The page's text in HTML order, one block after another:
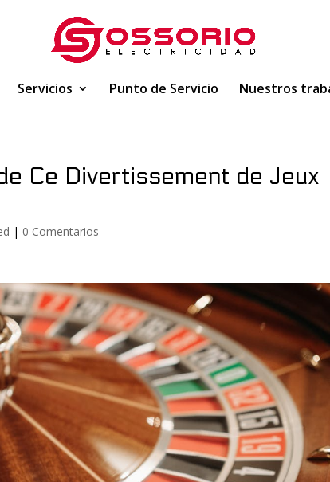
Servicios Punto de Servicio Nuestros
Ce Divertissement de Jeux
| 0 Comentarios